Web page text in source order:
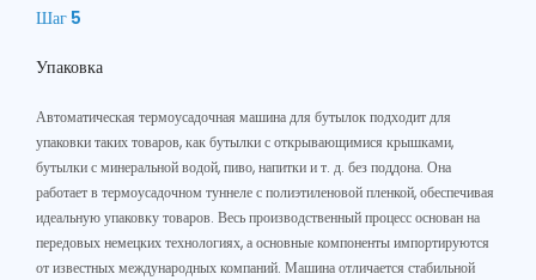
Шаг 5
Упаковка
Автоматическая термоусадочная машина для бутылок подходит для
упаковки таких товаров, как бутылки с открывающимися крышками,
бутылки с минеральной водой, пиво, напитки и т. д. без поддона. Она
работает в термоусадочном туннеле с полиэтиленовой пленкой, обеспечивая
идеальную упаковку товаров. Весь производственный процесс основан на
передовых немецких технологиях, а основные компоненты импортируются
от известных международных компаний. Машина отличается стабильной